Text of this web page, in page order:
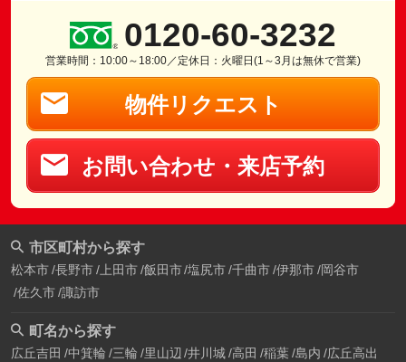
0120-60-3232
営業時間：10:00～18:00／定休日：火曜日(1～3月は無休で営業)
物件リクエスト
お問い合わせ・来店予約
市区町村から探す
松本市 長野市 上田市 飯田市 塩尻市 千曲市 伊那市 岡谷市
佐久市 諏訪市
町名から探す
広丘吉田 中箕輪 三輪 里山辺 井川城 高田 稲葉 島内 広丘高出